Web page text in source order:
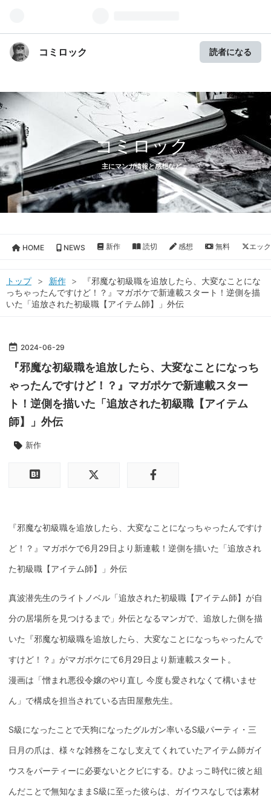
コミロック 読者になる
コミロック
主にマンガ情報と感想など
HOME NEWS 新作 読切 感想 無料 エッ
トップ > 新作 >
『邪魔な初級職を追放したら、大変なことにな
っちゃったんですけど！？』マガポケで新連載スタート！逆側を描
いた「追放された初級職【アイテム師】」外伝
2024-06-29
『邪魔な初級職を追放したら、大変なことになっち
ゃったんですけど！？』マガポケで新連載スター
ト！逆側を描いた「追放された初級職【アイテム
師】」外伝
新作
『邪魔な初級職を追放したら、大変なことになっちゃったんですけ
ど！？』マガポケで6月29日より新連載！逆側を描いた「追放され
た初級職【アイテム師】」外伝
真波潜先生のライトノベル「追放された初級職【アイテム師】が自
分の居場所を見つけるまで」外伝となるマンガで、追放した側を描
いた『邪魔な初級職を追放したら、大変なことになっちゃったんで
すけど！？』がマガポケにて6月29日より新連載スタート。
漫画は「憎まれ悪役令嬢のやり直し 今度も愛されなくて構いませ
ん」で構成を担当されている吉田屋敷先生。
S級になったことで天狗になったグルガン率いるS級パーティ・三
日月の爪は、様々な雑務をこなし支えてくれていたアイテム師ガイ
ウスをパーティーに必要ないとクビにする。ひよっこ時代に彼と組
んだことで無知なままS級に至った彼らは、ガイウスなしでは素材